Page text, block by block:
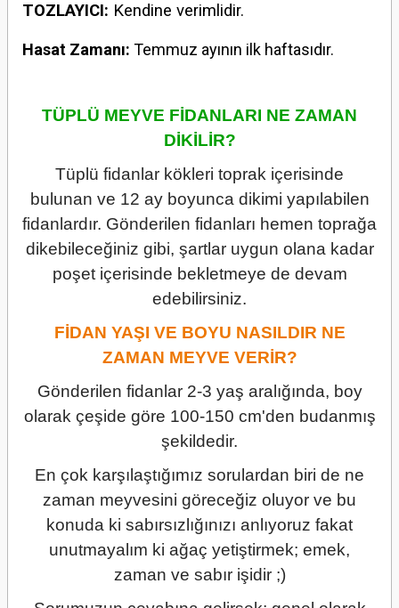
TOZLAYICI: Kendine verimlidir.
Hasat Zamanı: Temmuz ayının ilk haftasıdır.
TÜPLÜ MEYVE FİDANLARI NE ZAMAN
DİKİLİR?
Tüplü fidanlar kökleri toprak içerisinde
bulunan ve 12 ay boyunca dikimi yapılabilen
fidanlardır. Gönderilen fidanları hemen toprağa
dikebileceğiniz gibi, şartlar uygun olana kadar
poşet içerisinde bekletmeye de devam
edebilirsiniz.
FİDAN YAŞI VE BOYU NASILDIR NE
ZAMAN MEYVE VERİR?
Gönderilen fidanlar 2-3 yaş aralığında, boy
olarak çeşide göre 100-150 cm'den budanmış
şekildedir.
En çok karşılaştığımız sorulardan biri de ne
zaman meyvesini göreceğiz oluyor ve bu
konuda ki sabırsızlığınızı anlıyoruz fakat
unutmayalım ki ağaç yetiştirmek; emek,
zaman ve sabır işidir ;)